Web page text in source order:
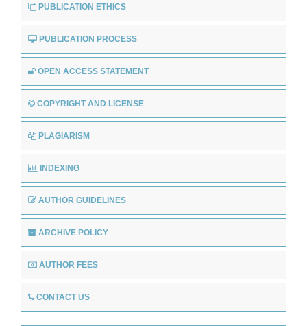
PUBLICATION ETHICS
PUBLICATION PROCESS
OPEN ACCESS STATEMENT
COPYRIGHT AND LICENSE
PLAGIARISM
INDEXING
AUTHOR GUIDELINES
ARCHIVE POLICY
AUTHOR FEES
CONTACT US